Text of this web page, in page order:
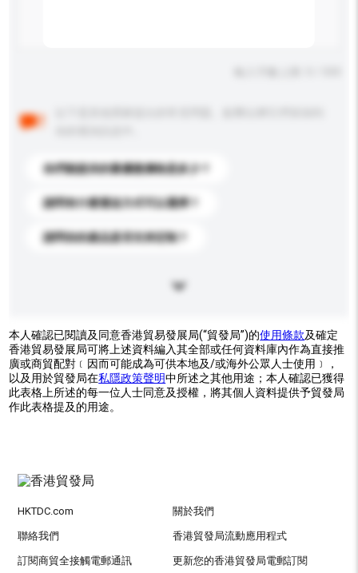
你們能提供的最優惠價格是多少？
請問有什麼運送方式可以選擇？
請問你的產品是否支持定制？
本人確認已閱讀及同意香港貿易發展局(“貿發局”)的使用條款及確定
香港貿易發展局可將上述資料編入其全部或任何資料庫內作為直接推
廣或商貿配對﹝因而可能成為可供本地及/或海外公眾人士使用﹞，
以及用於貿發局在私隱政策聲明中所述之其他用途；本人確認已獲得
此表格上所述的每一位人士同意及授權，將其個人資料提供予貿發局
作此表格提及的用途。
HKTDC.com 關於我們
聯絡我們 香港貿發局流動應用程式
訂閱商貿全接觸電郵通訊 更新您的香港貿發局電郵訂閱